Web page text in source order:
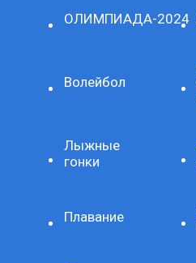
ОЛИМПИАДА-2024
Волейбол
Лыжные
гонки
Плавание